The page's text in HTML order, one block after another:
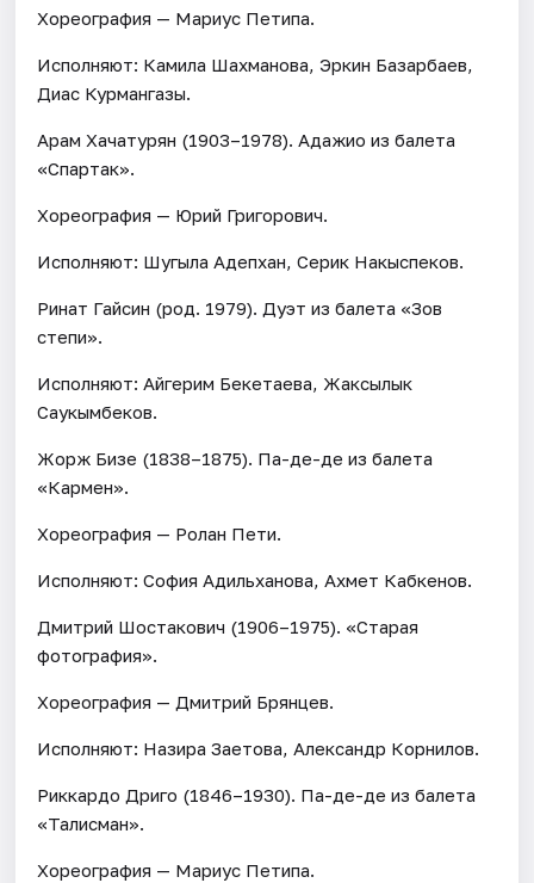
Хореография — Мариус Петипа.
Исполняют: Камила Шахманова, Эркин Базарбаев,
Диас Курмангазы.
Арам Хачатурян (1903–1978). Адажио из балета
«Спартак».
Хореография — Юрий Григорович.
Исполняют: Шугыла Адепхан, Серик Накыспеков.
Ринат Гайсин (род. 1979). Дуэт из балета «Зов
степи».
Исполняют: Айгерим Бекетаева, Жаксылык
Саукымбеков.
Жорж Бизе (1838–1875). Па-де-де из балета
«Кармен».
Хореография — Ролан Пети.
Исполняют: София Адильханова, Ахмет Кабкенов.
Дмитрий Шостакович (1906–1975). «Старая
фотография».
Хореография — Дмитрий Брянцев.
Исполняют: Назира Заетова, Александр Корнилов.
Риккардо Дриго (1846–1930). Па-де-де из балета
«Талисман».
Хореография — Мариус Петипа.